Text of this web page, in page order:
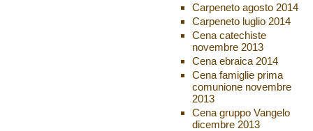
Carpeneto agosto 2014
Carpeneto luglio 2014
Cena catechiste
novembre 2013
Cena ebraica 2014
Cena famiglie prima
comunione novembre
2013
Cena gruppo Vangelo
dicembre 2013